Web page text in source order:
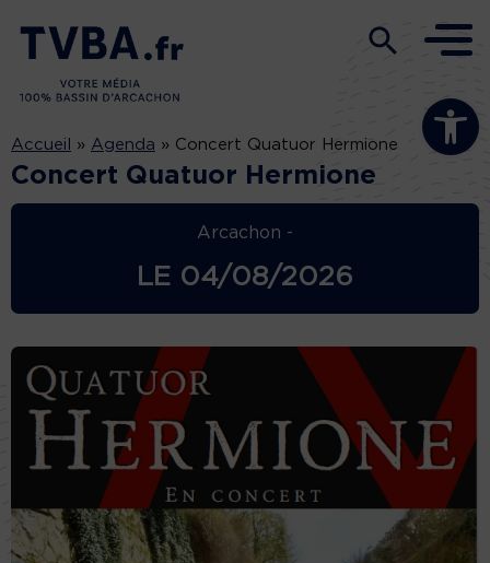
Ouvrir la
Accueil » Agenda » Concert Quatuor Hermione
Concert Quatuor Hermione
Arcachon -
LE 04/08/2026